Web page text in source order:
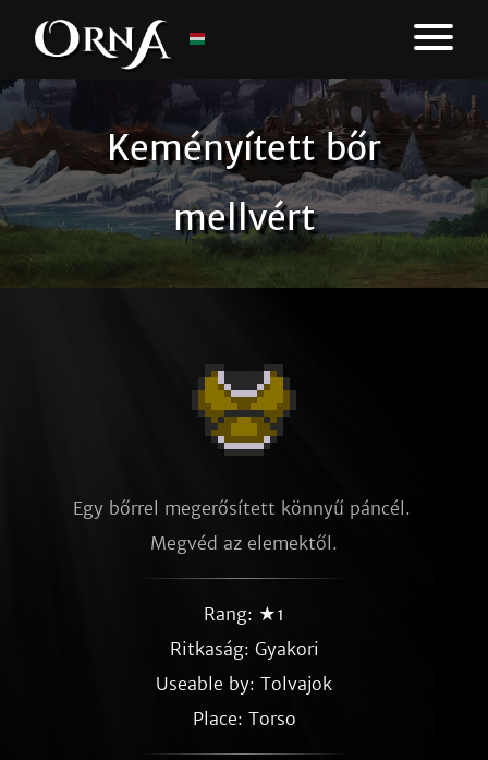
Keményített bőr
mellvért
Egy bőrrel megerősített könnyű páncél.
Megvéd az elemektől.
Rang: ★1
Ritkaság: Gyakori
Useable by: Tolvajok
Place: Torso